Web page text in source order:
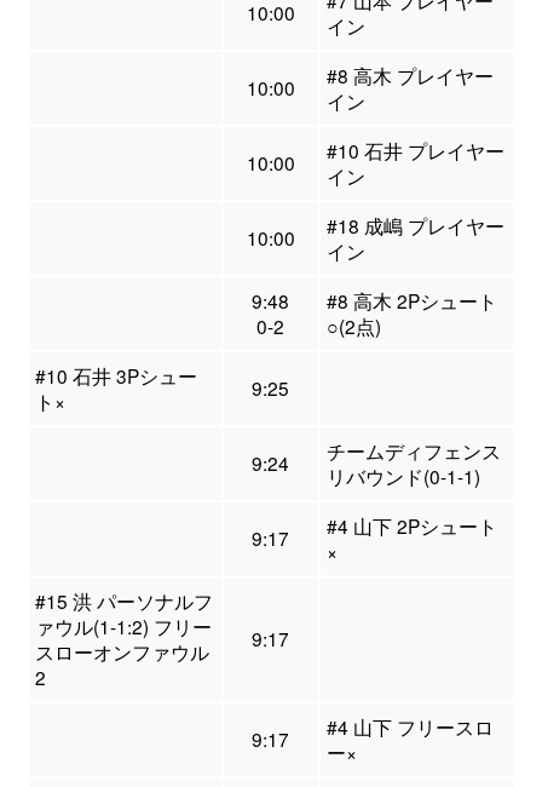
10:00
イン
10:00
#8 高木 プレイヤー
イン
10:00
#10 石井 プレイヤー
イン
10:00
#18 成嶋 プレイヤー
イン
9:48
0-2
#8 高木 2Pシュート
○(2点)
#10 石井 3Pシュー
ト×
9:25
9:24
チームディフェンス
リバウンド(0-1-1)
9:17
#4 山下 2Pシュート
×
#15 洪 パーソナルフ
ァウル(1-1:2) フリー
スローオンファウル
2
9:17
9:17
#4 山下 フリースロ
ー×